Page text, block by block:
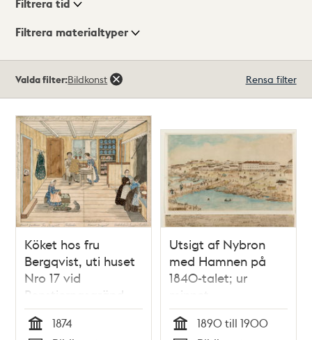
Visningsläge
Filtrera tid
Filtrera materialtyper
träffar
Valda filter:Bildkonst Rensa filter
Köket hos fru
Bergqvist, uti huset
Nro 17 vid
Renstjernasgränd,
Qvarteret Kransen
1874
Utsigt af Nybron
med Hamnen på
1840-talet; ur
minnet
1890 till 1900